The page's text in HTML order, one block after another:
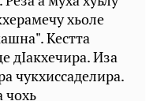
хьоле
Кестта
дIакхечира. Иза
чукхиссаделира.
чохь